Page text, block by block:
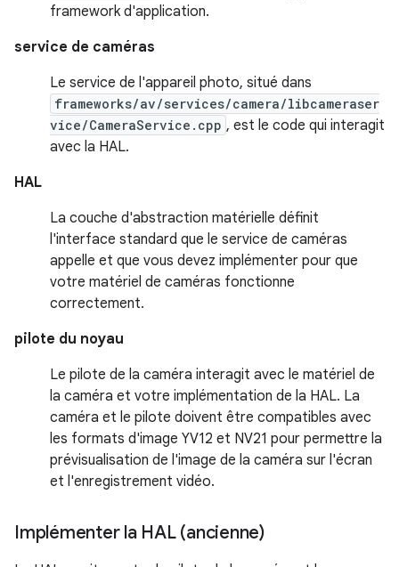
framework d'application.
service de caméras
Le service de l'appareil photo, situé dans
frameworks/av/services/camera/libcameraser
vice/CameraService.cpp , est le code qui interagit
avec la HAL.
HAL
La couche d'abstraction matérielle définit
l'interface standard que le service de caméras
appelle et que vous devez implémenter pour que
votre matériel de caméras fonctionne
correctement.
pilote du noyau
Le pilote de la caméra interagit avec le matériel de
la caméra et votre implémentation de la HAL. La
caméra et le pilote doivent être compatibles avec
les formats d'image YV12 et NV21 pour permettre la
prévisualisation de l'image de la caméra sur l'écran
et l'enregistrement vidéo.
Implémenter la HAL (ancienne)